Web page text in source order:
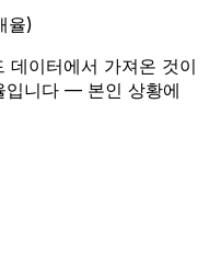
율)
이터에서 가져온 것이
입니다 — 본인 상황에